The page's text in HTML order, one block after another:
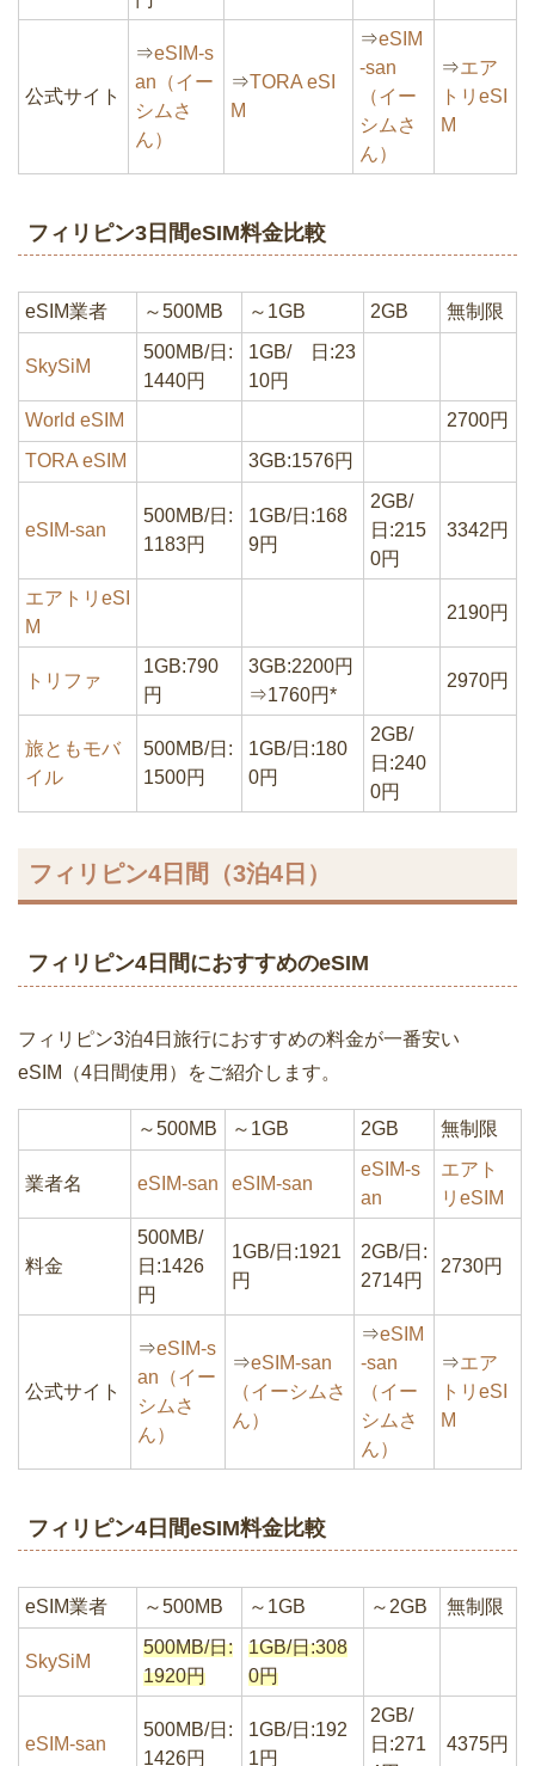
公式サイト
⇒eSIM-s
an（イー
シムさ
ん）
⇒TORA eSI
M
⇒eSIM
-san
（イー
シムさ
ん）
⇒エア
トリeSI
M
フィリピン3日間eSIM料金比較
eSIM業者 ～500MB ～1GB 2GB 無制限
SkySiM
500MB/日:
1440円
1GB/ 日:23
10円
World eSIM
2700円
TORA eSIM
3GB:1576円
eSIM-san
500MB/日:
1183円
1GB/日:168
9円
2GB/
日:215
0円
3342円
エアトリeSI
M
2190円
トリファ
1GB:790
円
3GB:2200円
⇒1760円*
2970円
旅ともモバ
イル
500MB/日:
1500円
1GB/日:180
0円
2GB/
日:240
0円
フィリピン4日間（3泊4日）
フィリピン4日間におすすめのeSIM
フィリピン3泊4日旅行におすすめの料金が一番安い
eSIM（4日間使用）をご紹介します。
～500MB ～1GB 2GB 無制限
業者名 eSIM-san eSIM-san
eSIM-s
an
エアト
リeSIM
料金
500MB/
日:1426
円
1GB/日:1921
円
2GB/日:
2714円
2730円
公式サイト
⇒eSIM-s
an（イー
シムさ
ん）
⇒eSIM-san
（イーシムさ
ん）
⇒eSIM
-san
（イー
シムさ
ん）
⇒エア
トリeSI
M
フィリピン4日間eSIM料金比較
eSIM業者 ～500MB ～1GB ～2GB 無制限
SkySiM
500MB/日:
1920円
1GB/日:308
0円
eSIM-san
500MB/日:
1426円
1GB/日:192
1円
2GB/
日:271
4375円